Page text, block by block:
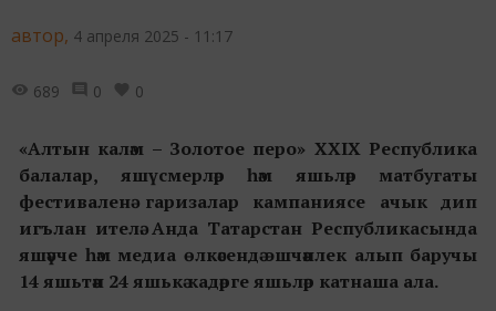
автор, 4 апреля 2025 - 11:17
689 0 0
«Алтын каләм – Золотое перо» XXIX Республика
балалар, яшүсмерләр һәм яшьләр матбугаты
фестиваленә гаризалар кампаниясе ачык дип
игълан ителә. Анда Татарстан Республикасында
яшәүче һәм медиа өлкәсендә эшчәнлек алып баручы
14 яшьтән 24 яшькә кадәрге яшьләр катнаша ала.